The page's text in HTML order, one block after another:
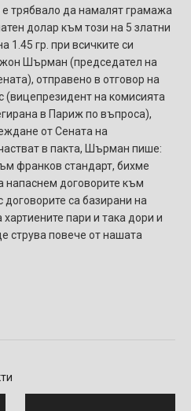
трябвало да намалят грамажа
долар към този на 5 златни
1.45 гр. при всичките си
Шърман (председател на
отправено в отговор на
на комисията
в Париж по въпроса),
от Сената на
в пакта, Шърман пише:
франков стандарт, бихме
напаснем договорите към
са базирани на
пари и така дори и
струва повече от нашата